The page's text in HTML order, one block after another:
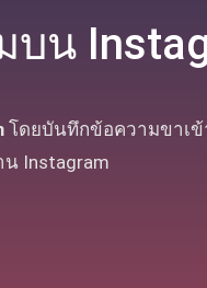
บน
โดยบันทึกข้อความขาเ
Instagram